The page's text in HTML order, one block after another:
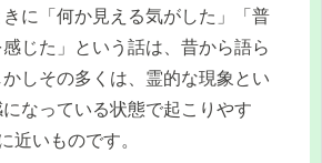
に「何か見える気がした」「普
じた」という話は、昔から語ら
しその多くは、霊的な現象とい
なっている状態で起こりやす
近いものです。